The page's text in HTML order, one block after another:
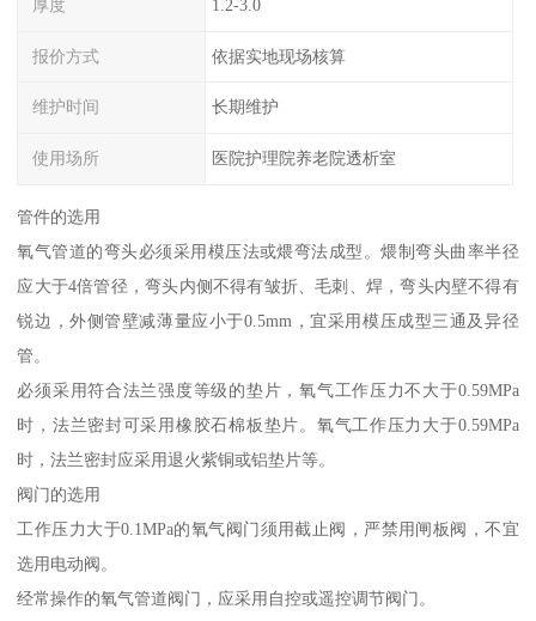
厚度 1.2-3.0
报价方式 依据实地现场核算
维护时间 长期维护
使用场所 医院护理院养老院透析室
管件的选用
氧气管道的弯头必须采用模压法或煨弯法成型。煨制弯头曲率半径
应大于4倍管径，弯头内侧不得有皱折、毛刺、焊，弯头内壁不得有
锐边，外侧管壁减薄量应小于0.5mm，宜采用模压成型三通及异径
管。
必须采用符合法兰强度等级的垫片，氧气工作压力不大于0.59MPa
时，法兰密封可采用橡胶石棉板垫片。氧气工作压力大于0.59MPa
时，法兰密封应采用退火紫铜或铝垫片等。
阀门的选用
工作压力大于0.1MPa的氧气阀门须用截止阀，严禁用闸板阀，不宜
选用电动阀。
经常操作的氧气管道阀门，应采用自控或遥控调节阀门。